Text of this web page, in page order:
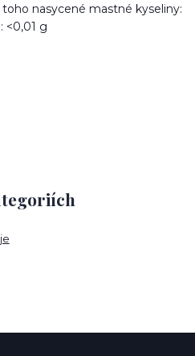
toho nasycené mastné kyseliny:
<0,01 g